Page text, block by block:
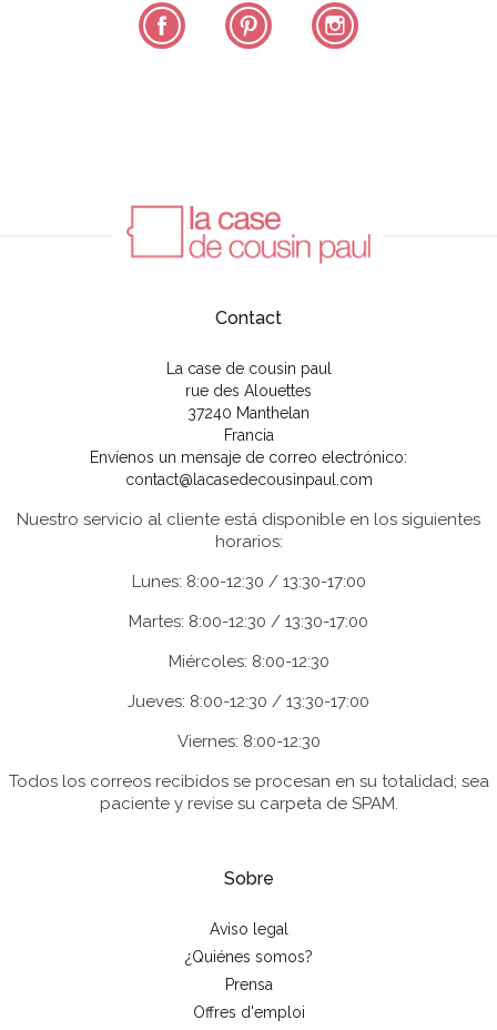
Facebook Pinterest
Contact
La case de cousin paul
rue des Alouettes
37240 Manthelan
Francia
Envíenos un mensaje de correo electrónico:
contact@lacasedecousinpaul.com
Nuestro servicio al cliente está disponible en los siguientes
horarios:
Lunes: 8:00-12:30 / 13:30-17:00
Martes: 8:00-12:30 / 13:30-17:00
Miércoles: 8:00-12:30
Jueves: 8:00-12:30 / 13:30-17:00
Viernes: 8:00-12:30
Todos los correos recibidos se procesan en su totalidad; sea
paciente y revise su carpeta de SPAM.
Sobre
Aviso legal
¿Quiénes somos?
Prensa
Offres d'emploi